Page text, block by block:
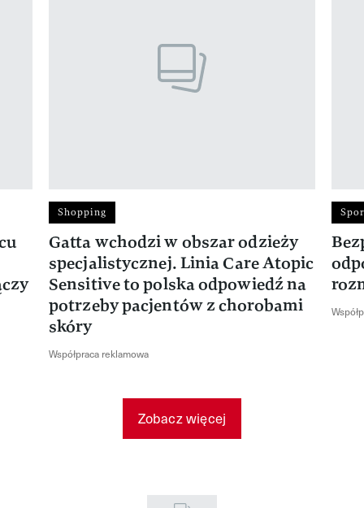
Shopping
Gatta wchodzi w obszar odzieży
specjalistycznej. Linia Care Atopic
Sensitive to polska odpowiedź na
potrzeby pacjentów z chorobami
skóry
Współpraca reklamowa
Zobacz więcej